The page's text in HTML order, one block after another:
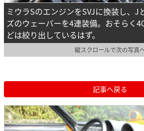
ミウラSのエンジンをSVJに換装し、J
ズのウェーバーを4連装備。おそらく
どは絞り出しているはず。
縦スクロールで次の写真
記事へ戻る